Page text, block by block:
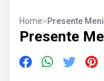
Home>Presente
Presente